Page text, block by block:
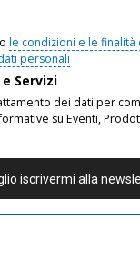
le condizioni e le finalità
personali
Servizi
dei dati per
su Eventi,